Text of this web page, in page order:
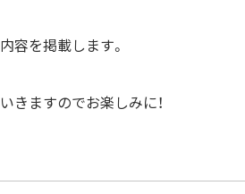
容を掲載します。
きますのでお楽しみに！